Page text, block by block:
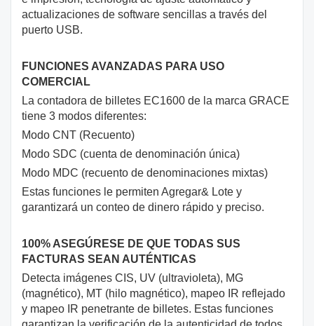
actualizaciones de software sencillas a través del
puerto USB.
FUNCIONES AVANZADAS PARA USO
COMERCIAL
La contadora de billetes EC1600 de la marca GRACE
tiene 3 modos diferentes:
Modo CNT (Recuento)
Modo SDC (cuenta de denominación única)
Modo MDC (recuento de denominaciones mixtas)
Estas funciones le permiten Agregar& Lote y
garantizará un conteo de dinero rápido y preciso.
100% ASEGÚRESE DE QUE TODAS SUS
FACTURAS SEAN AUTÉNTICAS
Detecta imágenes CIS, UV (ultravioleta), MG
(magnético), MT (hilo magnético), mapeo IR reflejado
y mapeo IR penetrante de billetes. Estas funciones